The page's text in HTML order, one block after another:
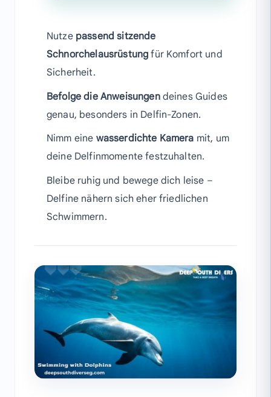
Nutze passend sitzende
Schnorchelausrüstung für Komfort und
Sicherheit.
Befolge die Anweisungendeines Guides
genau, besonders in Delfin-Zonen.
Nimm eine wasserdichte Kamera mit, um
deine Delfinmomente festzuhalten.
Bleibe ruhig und bewege dich leise –
Delfine nähern sich eher friedlichen
Schwimmern.